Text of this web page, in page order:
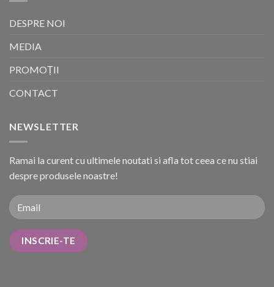
DESPRE NOI
MEDIA
PROMOȚII
CONTACT
NEWSLETTER
Ramai la curent cu ultimele noutati si afla tot ceea ce nu stiai
despre produsele noastre!